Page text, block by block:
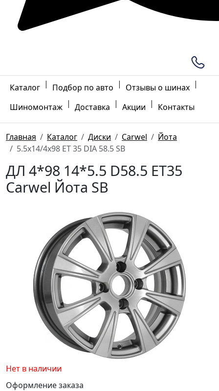
Каталог | Подбор по авто | Отзывы о шинах |
Шиномонтаж | Доставка | Акции | Контакты
Главная Каталог Диски Carwel
Йота
5.5x14/4x98 ET 35 DIA 58.5 SB
ДЛ 4*98 14*5.5 D58.5 ET35
Carwel Йота SB
Нет в наличии
Оформление заказа